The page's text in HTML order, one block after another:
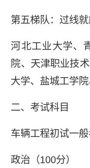
第五梯队：过线
河北工业大学、
院、天津职业技
大学、盐城工学
二、考试科目
车辆工程初试一般
政治（100分）